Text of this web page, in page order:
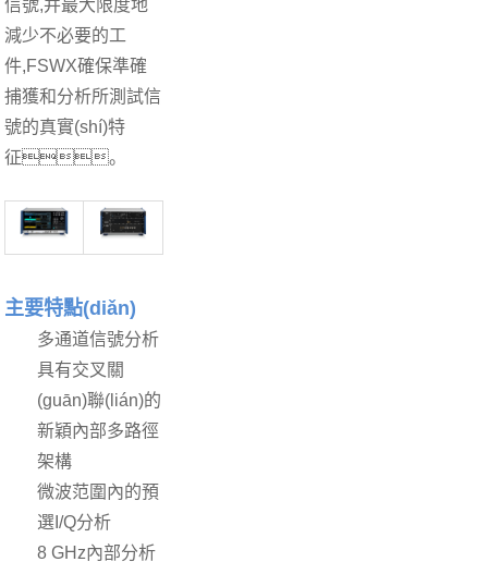
信號,并最大限度地
減少不必要的工
件,FSWX確保準確
捕獲和分析所測試信
號的真實(shí)特
征。
主要特點(diǎn)
多通道信號分析
具有交叉關
(guān)聯(lián)的
新穎內部多路徑
架構
微波范圍內的預
選I/Q分析
8 GHz內部分析